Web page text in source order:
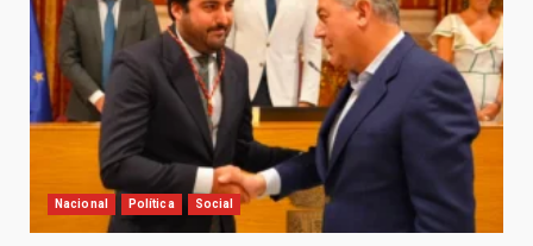
Nacional Política Social